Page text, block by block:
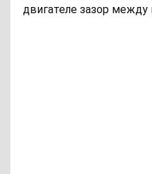
двигателе зазор